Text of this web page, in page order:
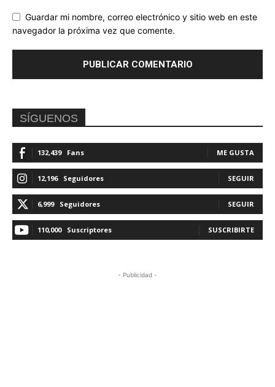
Guardar mi nombre, correo electrónico y sitio web en este
navegador la próxima vez que comente.
SÍGUENOS
132,439 Fans ME GUSTA
12,196 Seguidores SEGUIR
6,999 Seguidores SEGUIR
110,000 Suscriptores SUSCRIBIRTE
- Publicidad -